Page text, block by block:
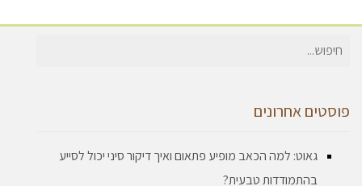
חיפוש
פוסטים אחרונים
גאוט: למה הכאב מופיע פתאום ואיך דיקור סיני יכול לסייע
בהתמודדות טבעית?